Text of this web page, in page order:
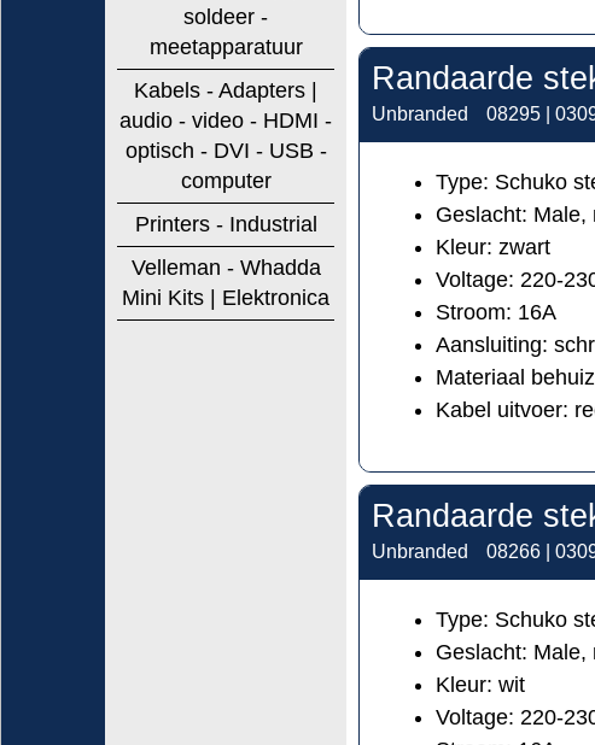
soldeer -
meetapparatuur
Kabels - Adapters |
audio - video - HDMI -
optisch - DVI - USB -
computer
Printers - Industrial
Velleman - Whadda
Mini Kits | Elektronica
Randaarde
Unbranded 08295 |
Type: Schuko
Geslacht: Male,
Kleur: zwart
Voltage: 220-
Stroom: 16A
Aansluiting:
Materiaal
Kabel uitvoer:
Randaarde
Unbranded 08266 |
Type: Schuko
Geslacht: Male,
Kleur: wit
Voltage: 220-